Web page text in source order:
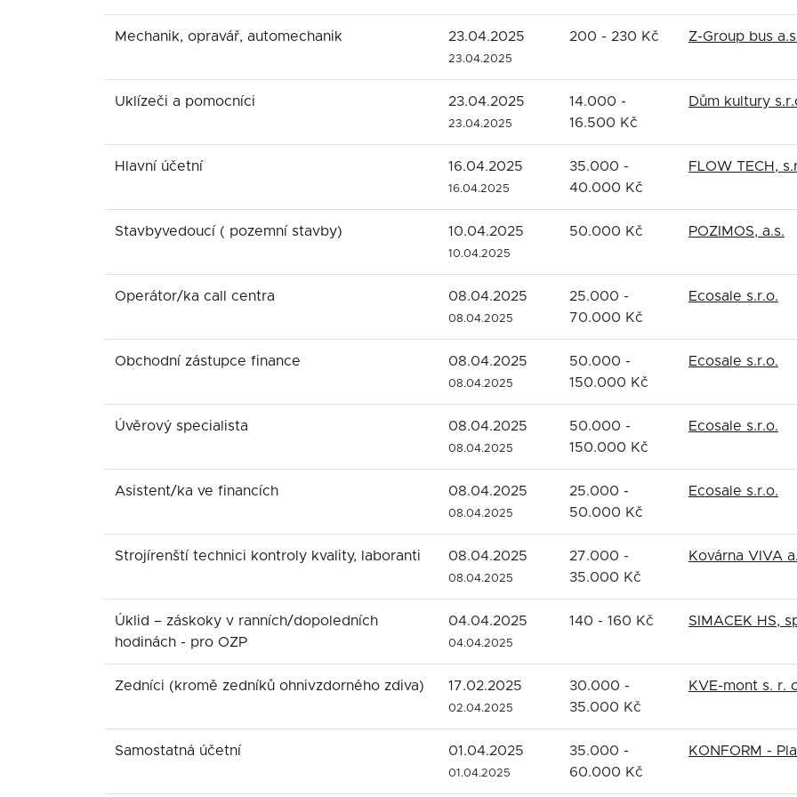
Mechanik, opravář, automechanik 23.04.2025
23.04.2025
200 - 230 Kč Z-Group bus
Uklízeči a pomocníci 23.04.2025
23.04.2025
14.000 -
16.500 Kč
Dům kultury
Hlavní účetní 16.04.2025
16.04.2025
35.000 -
40.000 Kč
FLOW TECH,
Stavbyvedoucí ( pozemní stavby) 10.04.2025
10.04.2025
50.000 Kč POZIMOS, a.s.
Operátor/ka call centra 08.04.2025
08.04.2025
25.000 -
70.000 Kč
Ecosale s.r.o.
Obchodní zástupce finance 08.04.2025
08.04.2025
50.000 -
150.000 Kč
Ecosale s.r.o.
Úvěrový specialista 08.04.2025
08.04.2025
50.000 -
150.000 Kč
Ecosale s.r.o.
Asistent/ka ve financích 08.04.2025
08.04.2025
25.000 -
50.000 Kč
Ecosale s.r.o.
Strojírenští technici kontroly kvality, laboranti 08.04.2025
08.04.2025
27.000 -
35.000 Kč
Kovárna VIVA
Úklid – záskoky v ranních/dopoledních
hodinách - pro OZP
04.04.2025
04.04.2025
140 - 160 Kč SIMACEK HS,
Zedníci (kromě zedníků ohnivzdorného zdiva) 17.02.2025
02.04.2025
30.000 -
35.000 Kč
KVE-mont s. r.
Samostatná účetní 01.04.2025
01.04.2025
35.000 -
60.000 Kč
KONFORM -